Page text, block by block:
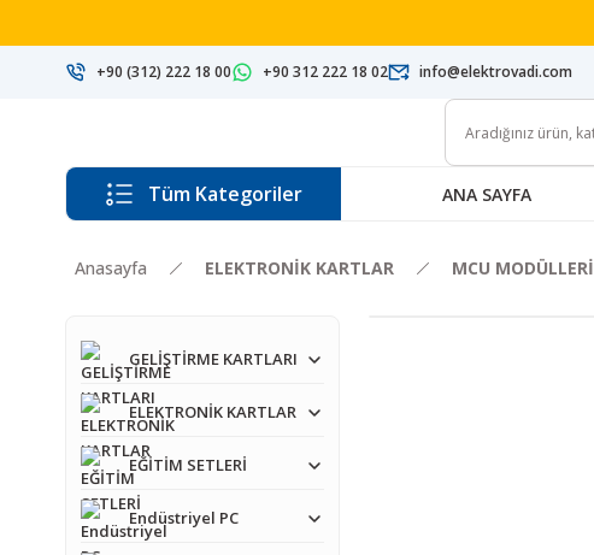
+90 (312) 222 18 00 +90 312 222 18 02 info@elektrovadi.com
Tüm Kategoriler ANA SAYFA
Anasayfa ELEKTRONİK KARTLAR MCU MODÜLLERİ
GELİŞTİRME KARTLARI
ELEKTRONİK KARTLAR
EĞİTİM SETLERİ
Endüstriyel PC